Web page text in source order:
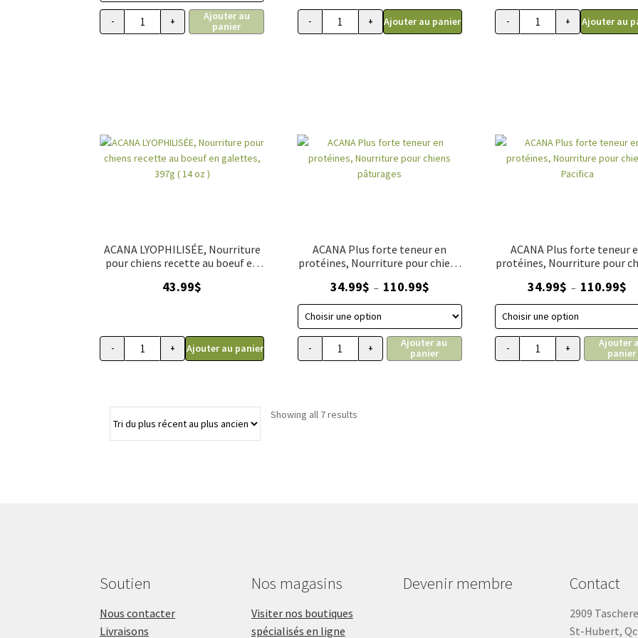
34.99$
à
110.99$
quantité de ACANA Plus forte teneur en protéines, Nourriture pour chien Ranchlands
- +
Ajouter au
panier
quantité de ACANA LYOPHILISÉE, Nourriture pour chiens recette au
- + Ajouter au panier
quantité de ACANA
- + Ajouter au
ACANA LYOPHILISÉE, Nourriture
pour chiens recette au boeuf en
43.99$
quantité de ACANA LYOPHILISÉE, Nourriture pour chiens recette au boeuf en galettes, 397g ( 14 oz )
- + Ajouter au panier
ACANA Plus forte teneur en
protéines, Nourriture pour chiens
34.99$ – 110.99$Plage
34.99$
à
110.99$
quantité de ACANA Plus forte teneur en protéines, Nourriture pour
- +
Ajouter au
panier
ACANA Plus forte teneur
protéines, Nourriture pour
34.99$ – 110.99$
à
quantité de ACANA
- +
Ajouter
panier
Showing all 7 results
Soutien
Nous contacter
Livraisons
Nos magasins
Visiter nos boutiques
spécialisés en ligne
Devenir membre Contact
2909
St-Hubert, Qc